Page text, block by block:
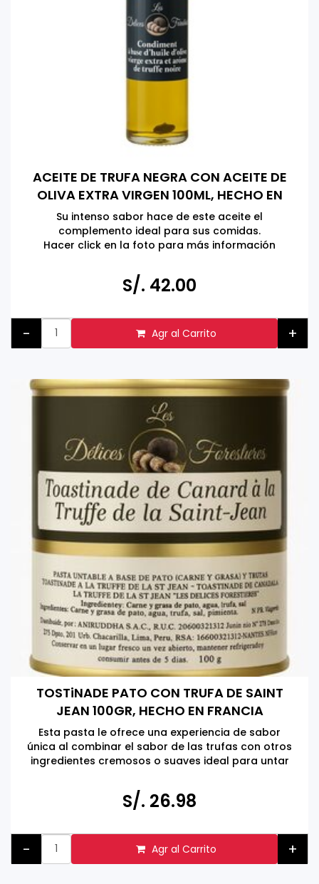
ACEITE DE TRUFA NEGRA CON ACEITE DE
OLIVA EXTRA VIRGEN 100ML, HECHO EN
ITALIA
Su intenso sabor hace de este aceite el
complemento ideal para sus comidas.
Hacer click en la foto para más información
S/. 42.00
- Agr al Carrito +
TOSTiNADE PATO CON TRUFA DE SAINT
JEAN 100GR, HECHO EN FRANCIA
Esta pasta le ofrece una experiencia de sabor
única al combinar el sabor de las trufas con otros
ingredientes cremosos o suaves ideal para untar
Hacer click en la foto para más información
S/. 26.98
- Agr al Carrito +